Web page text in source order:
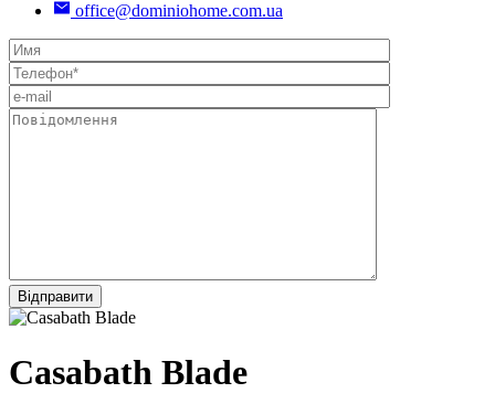
office@dominiohome.com.ua
Сasabath Blade